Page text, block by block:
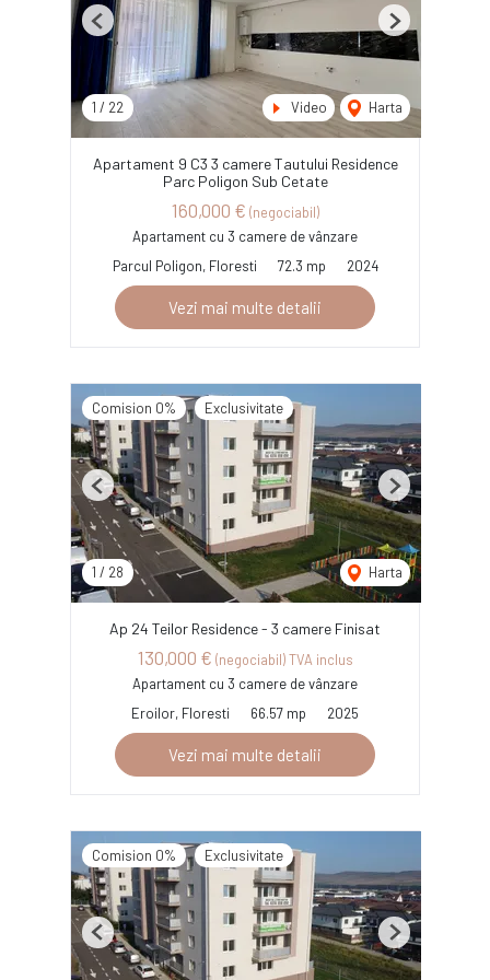
1 / 22 Video Harta
Previous Next
Apartament 9 C3 3 camere Tautului Residence
Parc Poligon Sub Cetate
160,000 € (negociabil)
Apartament cu 3 camere de vânzare
Parcul Poligon, Floresti
72.3 mp 2024
Vezi mai multe detalii
Comision 0% Exclusivitate
1 / 28 Harta
Previous Next
Ap 24 Teilor Residence - 3 camere Finisat
130,000 € (negociabil) TVA inclus
Apartament cu 3 camere de vânzare
Eroilor, Floresti
66.57 mp 2025
Vezi mai multe detalii
Comision 0% Exclusivitate
Previous Next